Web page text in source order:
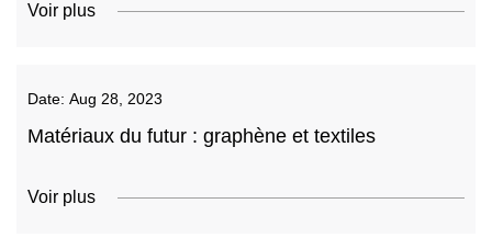
Voir plus
Date: Aug 28, 2023
Matériaux du futur : graphène et textiles
Voir plus